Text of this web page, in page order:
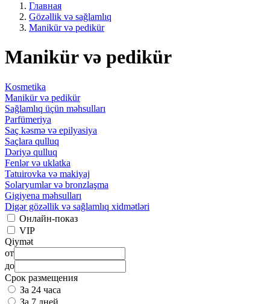
Главная
Gözəllik və sağlamlıq
Manikür və pedikür
Manikür və pedikür
Kosmetika
Manikür və pedikür
Sağlamlıq üçün məhsulları
Parfümeriya
Saç kəsmə və epilyasiya
Saçlara qulluq
Dəriyə qulluq
Fenlər və uklatka
Tatuirovka və makiyaj
Solaryumlar və bronzlaşma
Gigiyena məhsulları
Digər gözəllik və sağlamlıq xidmətləri
Онлайн-показ
VIP
Qiymət
от
до
Срок размещения
За 24 часа
За 7 дней